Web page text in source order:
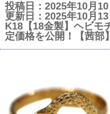
投稿日：2025年10月10
更新日：2025年10月13
K18【18金製】ヘビモ
定価格を公開！【茜部】